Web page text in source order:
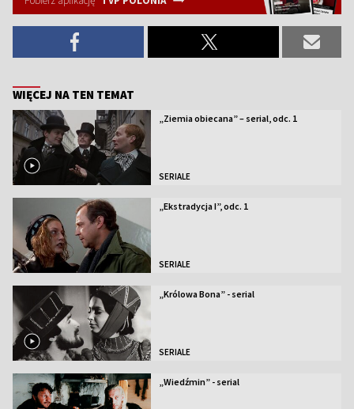
WIĘCEJ NA TEN TEMAT
„Ziemia obiecana” – serial, odc. 1
SERIALE
„Ekstradycja I”, odc. 1
SERIALE
„Królowa Bona” - serial
SERIALE
„Wiedźmin” - serial